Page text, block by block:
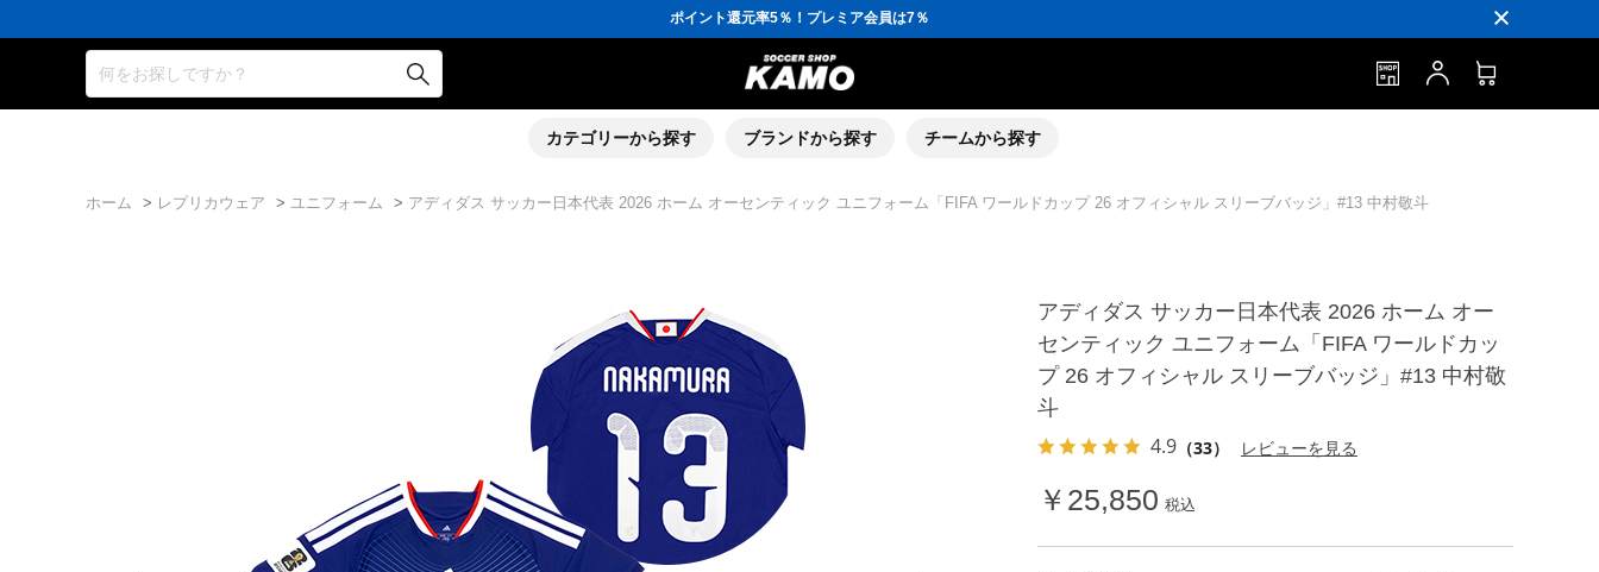
ポイント還元率5％！プレミア会員は7％
会員の方にはお誕生月に「10％OFFクーポン」プレゼント！
16,000円(税込)以上でシューズケースプレゼント！
3,300円(税込)以上で送料無料！
ポイント還元率5％！プレミア会員は7％
会員の方にはお誕生月に「10％OFFクーポン」プレゼント！
何をお探しですか？
カテゴリーから探す ブランドから探す チームから探す
ホーム > レプリカウェア > ユニフォーム > アディダス サッカー日本代表 2026 ホーム オーセンティック ユニフォーム「FIFA ワールドカップ 26 オフィシャル スリーブバッジ」#13 中村敬斗
アディダス サッカー日本代表 2026 ホーム オー
センティック ユニフォーム「FIFA ワールドカッ
プ 26 オフィシャル スリーブバッジ」#13 中村敬
斗
4.9 （33） レビューを見る
￥25,850 税込